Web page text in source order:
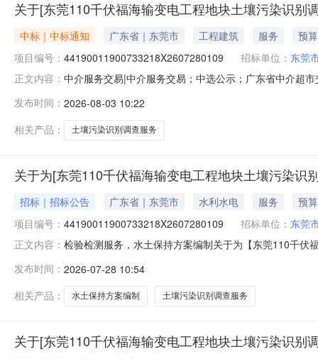
关于[东莞110千伏福海输变电工程地块土壤污染识别
中标｜中标通知 广东省｜东莞市 工程建筑 服务
预
项目编号： 44190011900733218X2607280109 招标单位： 东莞
正文内容： 中介服务交易|中介服务交易；中选公示；广东省中介超
选取中介机构方式：方案择优选取业务单位咨询电话：
发布时间： 2026-08-03 10:22
相关产品：
土壤污染识别调查服务
关于为[东莞110千伏福海输变电工程地块土壤污染
招标｜招标公告 广东省｜东莞市 水利水电 服务
预
项目编号： 44190011900733218X2607280109 招标单位： 东莞
正文内容： 检验检测服务，水土保持方案编制关于为【东莞110千伏
采购项目名称东莞110千伏福海输变电工程地块土壤污染
44190011900733218X2607280109
发布时间： 2026-07-28 10:54
相关产品：
水土保持方案编制 土壤污染识别调查服务
关于[东莞110千伏福海输变电工程地块土壤污染识别